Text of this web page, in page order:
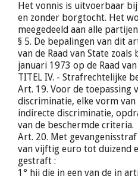
Het vonnis is uitvoerbaar
en zonder borgtocht. Het
meegedeeld aan alle
§ 5. De bepalingen van dit
van de Raad van State
januari 1973 op de Raad van
TITEL IV. - Strafrechtelijke
Art. 19. Voor de toepassing
discriminatie, elke vorm
indirecte discriminatie,
van de beschermde criteria.
Art. 20. Met
van vijftig euro tot duizend
gestraft :
1° hij die in een van de in